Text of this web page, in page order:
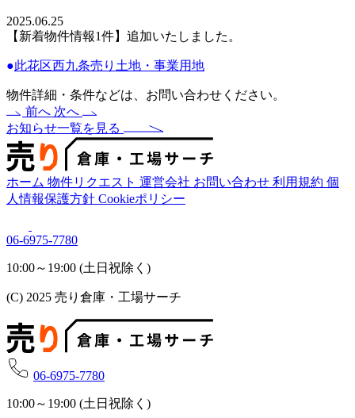
2025.06.25
【新着物件情報1件】追加いたしました。
●此花区西九条売り土地・事業用地
物件詳細・条件などは、お問い合わせください。
前へ 次へ
お知らせ一覧を見る
ホーム 物件リクエスト 運営会社 お問い合わせ 利用規約 個
人情報保護方針 Cookieポリシー
06-6975-7780
10:00～19:00 (土日祝除く)
(C) 2025 売り倉庫・工場サーチ
06-6975-7780
10:00～19:00 (土日祝除く)